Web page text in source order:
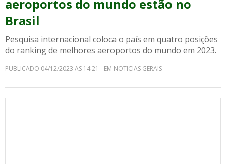
aeroportos do mundo estão no
Brasil
Pesquisa internacional coloca o país em quatro posições
do ranking de melhores aeroportos do mundo em 2023.
PUBLICADO 04/12/2023 AS 14:21 - EM NOTICIAS GERAIS